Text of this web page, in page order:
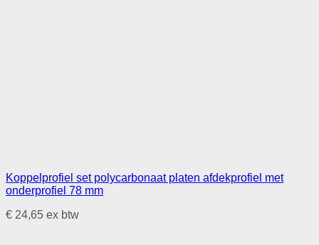
Koppelprofiel set polycarbonaat platen afdekprofiel met
onderprofiel 78 mm
€ 24,65 ex btw